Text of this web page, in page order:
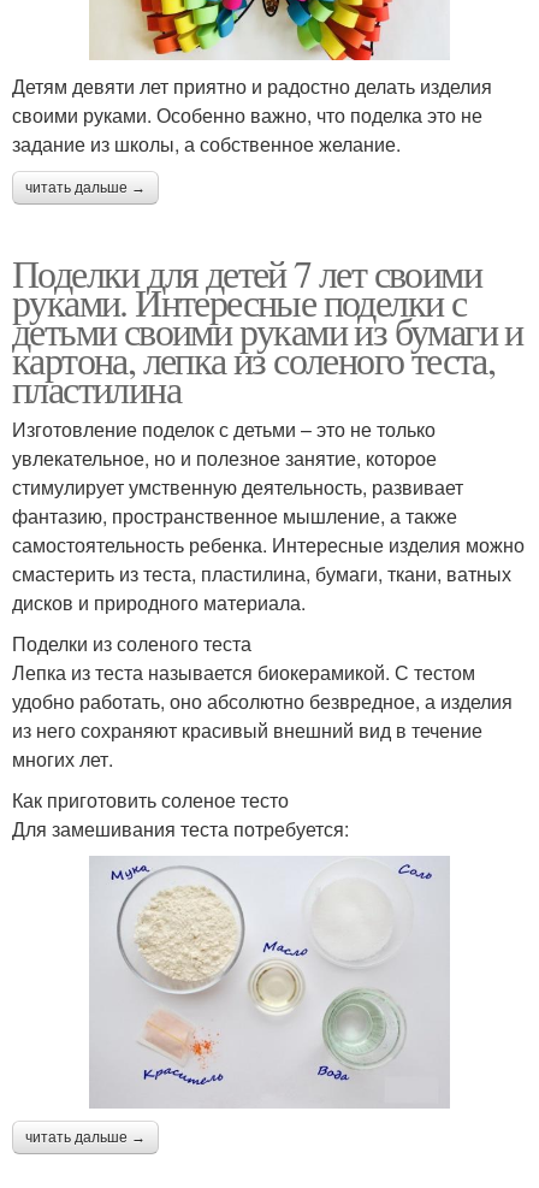
Детям девяти лет приятно и радостно делать изделия
своими руками. Особенно важно, что поделка это не
задание из школы, а собственное желание.
читать дальше →
Поделки для детей 7 лет своими
руками. Интересные поделки с
детьми своими руками из бумаги и
картона, лепка из соленого теста,
пластилина
Изготовление поделок с детьми – это не только
увлекательное, но и полезное занятие, которое
стимулирует умственную деятельность, развивает
фантазию, пространственное мышление, а также
самостоятельность ребенка. Интересные изделия можно
смастерить из теста, пластилина, бумаги, ткани, ватных
дисков и природного материала.
Поделки из соленого теста
Лепка из теста называется биокерамикой. С тестом
удобно работать, оно абсолютно безвредное, а изделия
из него сохраняют красивый внешний вид в течение
многих лет.
Как приготовить соленое тесто
Для замешивания теста потребуется:
читать дальше →